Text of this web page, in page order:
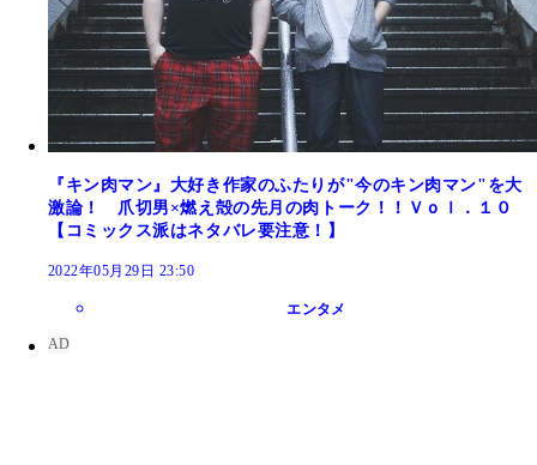
『キン肉マン』４コマ
『キン肉マン』大好き作家のふたりが"今のキン肉マン"を大
激論！ 爪切男×燃え殻の先月の肉トーク！！Ｖｏｌ．１０
【コミックス派はネタバレ要注意！】
2022年05月29日 23:50
エンタメ